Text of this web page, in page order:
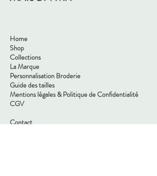
Home
Shop
Collections
La Marque
Personnalisation Broderie
Guide des tailles
Mentions légales & Politique de Confidentialité
CGV
Contact